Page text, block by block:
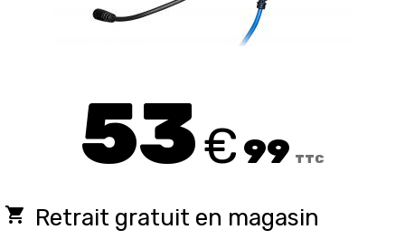
53€ 99 TTC
local_grocery_store Retrait gratuit en magasin